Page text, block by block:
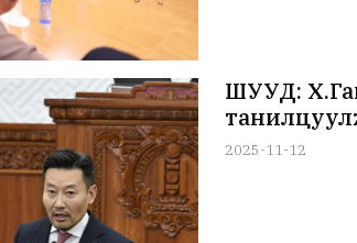
ШУУД:
2025-11-12